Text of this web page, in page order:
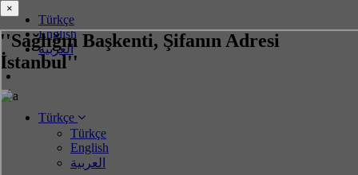
''Sağlığın Başkenti, Şifanın Adresi
İstanbul''
Türkçe
English
العربية
Türkçe
Türkçe
English
العربية
×